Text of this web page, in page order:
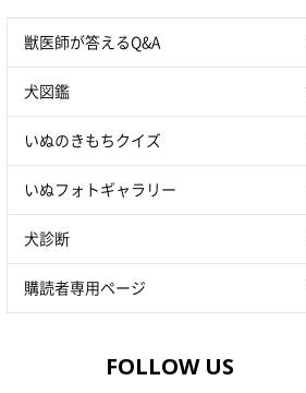
獣医師が答えるQ&A
犬図鑑
いぬのきもちクイズ
いぬフォトギャラリー
犬診断
購読者専用ページ
FOLLOW US